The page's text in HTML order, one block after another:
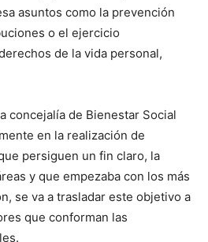
asuntos como la prevención
o el ejercicio
de la vida personal,
concejalía de Bienestar Social
en la realización de
persiguen un fin claro, la
y que empezaba con los más
se va a trasladar este objetivo a
que conforman las